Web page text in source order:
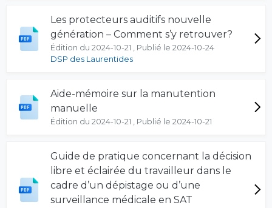
Les protecteurs auditifs nouvelle
génération – Comment s’y retrouver?
Édition du 2024-10-21 , Publié le 2024-10-24
DSP des Laurentides
Aide-mémoire sur la manutention
manuelle
Édition du 2024-10-21 , Publié le 2024-10-21
Guide de pratique concernant la décision
libre et éclairée du travailleur dans le
cadre d’un dépistage ou d’une
surveillance médicale en SAT